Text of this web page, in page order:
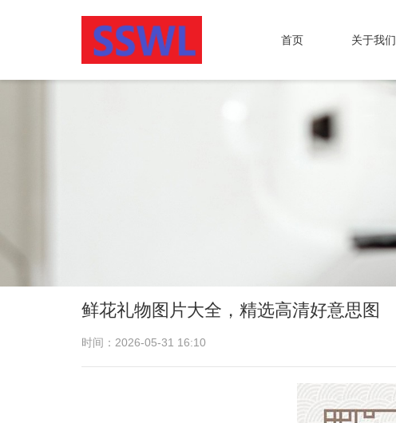
首页 关于我们
鲜花礼物图片大全，精选高清好意思图
时间：2026-05-31 16:10